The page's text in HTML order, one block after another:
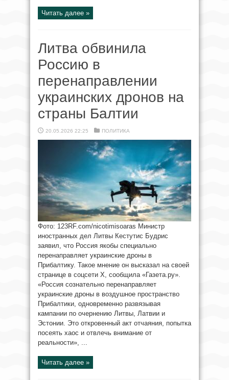
Читать далее »
Литва обвинила
Россию в
перенаправлении
украинских дронов на
страны Балтии
20.05.2026 22:25 ПОЛИТИКА
Фото: 123RF.com/nicotimisoaras Министр
иностранных дел Литвы Кестутис Будрис
заявил, что Россия якобы специально
перенаправляет украинские дроны в
Прибалтику. Такое мнение он высказал на своей
странице в соцсети X, сообщила «Газета.ру».
«Россия сознательно перенаправляет
украинские дроны в воздушное пространство
Прибалтики, одновременно развязывая
кампании по очернению Литвы, Латвии и
Эстонии. Это откровенный акт отчаяния, попытка
посеять хаос и отвлечь внимание от
реальности», ...
Читать далее »